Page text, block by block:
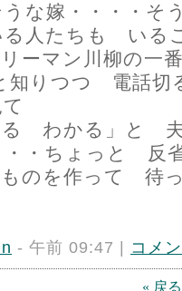
な嫁・・・・そ
る人たちも いる
ーマン川柳の一
りつつ 電話切
る わかる」と
・・ちょっと 反
のを作って 待
- 午前 09:47 | コメ
« 戻る